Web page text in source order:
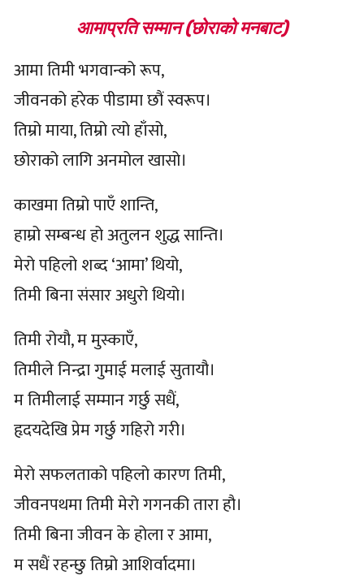
आमाप्रति सम्मान (छोराको मनबाट)
आमा तिमी भगवान्को रूप,
जीवनको हरेक पीडामा छौं स्वरूप।
तिम्रो माया, तिम्रो त्यो हाँसो,
छोराको लागि अनमोल खासो।
काखमा तिम्रो पाएँ शान्ति,
हाम्रो सम्बन्ध हो अतुलन शुद्ध सान्ति।
मेरो पहिलो शब्द ‘आमा’ थियो,
तिमी बिना संसार अधुरो थियो।
तिमी रोयौ, म मुस्काएँ,
तिमीले निन्द्रा गुमाई मलाई सुतायौ।
म तिमीलाई सम्मान गर्छु सधैं,
हृदयदेखि प्रेम गर्छु गहिरो गरी।
मेरो सफलताको पहिलो कारण तिमी,
जीवनपथमा तिमी मेरो गगनकी तारा हौ।
तिमी बिना जीवन के होला र आमा,
म सधैं रहन्छु तिम्रो आशिर्वादमा।